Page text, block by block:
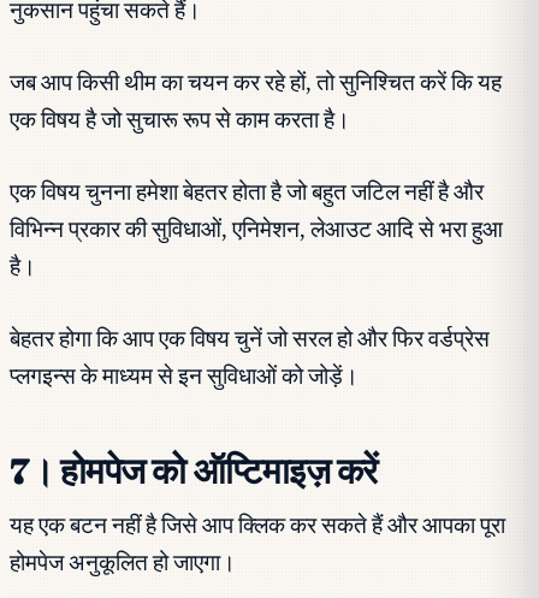
नुकसान पहुंचा सकते हैं।
जब आप किसी थीम का चयन कर रहे हों, तो सुनिश्चित करें कि यह
एक विषय है जो सुचारू रूप से काम करता है।
एक विषय चुनना हमेशा बेहतर होता है जो बहुत जटिल नहीं है और
विभिन्न प्रकार की सुविधाओं, एनिमेशन, लेआउट आदि से भरा हुआ
है।
बेहतर होगा कि आप एक विषय चुनें जो सरल हो और फिर वर्डप्रेस
प्लगइन्स के माध्यम से इन सुविधाओं को जोड़ें।
7। होमपेज को ऑप्टिमाइज़ करें
यह एक बटन नहीं है जिसे आप क्लिक कर सकते हैं और आपका पूरा
होमपेज अनुकूलित हो जाएगा।